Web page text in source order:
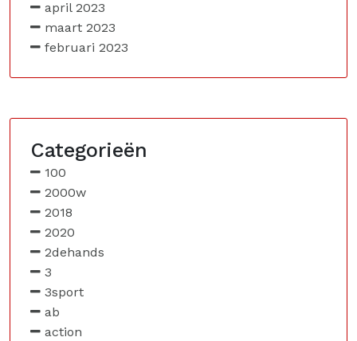
april 2023
maart 2023
februari 2023
Categorieën
100
2000w
2018
2020
2dehands
3
3sport
ab
action